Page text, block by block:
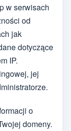
w serwisach
od
jak
dotyczące
IP.
jej
o
domeny.